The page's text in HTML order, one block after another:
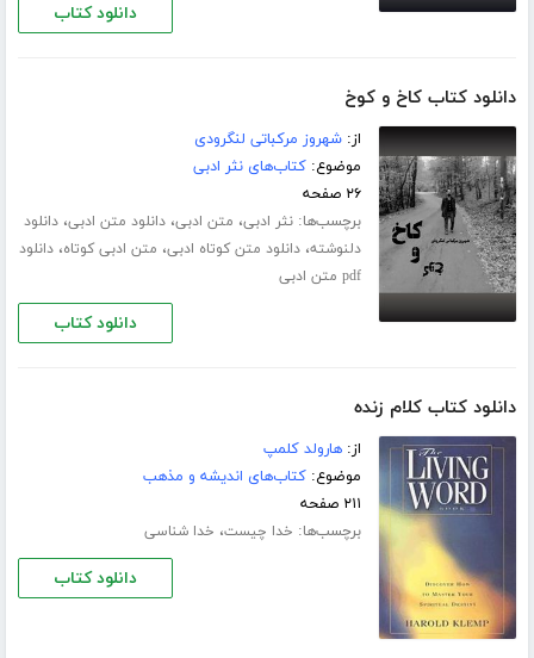
دانلود کتاب
دانلود کتاب کاخ و کوخ
از:شهروز مرکباتی لنگرودی
موضوع:کتاب‌های نثر ادبی
۲۶ صفحه
برچسب‌ها:نثر ادبی، متن ادبی،دانلود متن ادبی،دانلود
دلنوشته،دانلود متن کوتاه ادبی، متن ادبی کوتاه،دانلود
pdf متن ادبی
دانلود کتاب
دانلود کتاب کلام زنده
از:هارولد کلمپ
موضوع:کتاب‌های اندیشه و مذهب
۲۱۱ صفحه
برچسب‌ها: خدا چیست، خدا شناسی
دانلود کتاب